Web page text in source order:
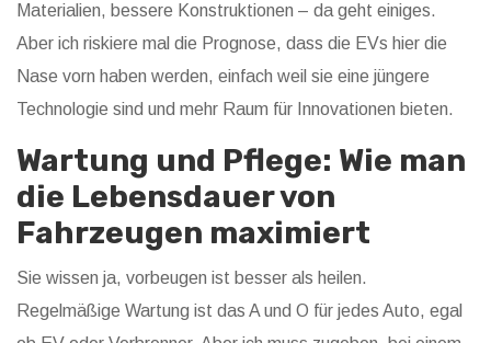
Materialien, bessere Konstruktionen – da geht einiges.
Aber ich riskiere mal die Prognose, dass die EVs hier die
Nase vorn haben werden, einfach weil sie eine jüngere
Technologie sind und mehr Raum für Innovationen bieten.
Wartung und Pflege: Wie man
die Lebensdauer von
Fahrzeugen maximiert
Sie wissen ja, vorbeugen ist besser als heilen.
Regelmäßige Wartung ist das A und O für jedes Auto, egal